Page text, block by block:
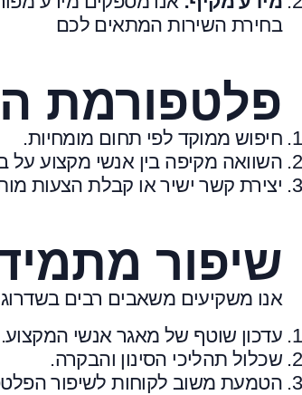
בחירת השירות המתאים לכם
פלטפורמת
חיפוש ממוקד לפי תחום מומחיות.
השוואה מקיפה בין אנשי מקצוע על
יצירת קשר ישיר או קבלת הצעות
שיפור
אנו משקיעים משאבים רבים
עדכון שוטף של מאגר אנשי המקצוע.
שכלול תהליכי הסינון והבקרה.
הטמעת משוב לקוחות לשיפור